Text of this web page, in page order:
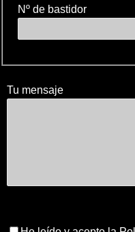
Nº de bastidor
Tu mensaje